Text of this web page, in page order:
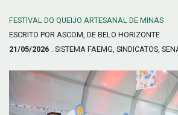
FESTIVAL DO QUEIJO ARTESANAL DE MINAS
ESCRITO POR ASCOM, DE BELO HORIZONTE
21/05/2026 . SISTEMA FAEMG, SINDICATOS,